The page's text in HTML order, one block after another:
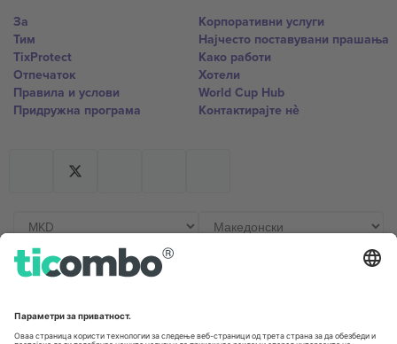
За
Тим
TixProtect
Отпечаток
Правила и услови
Придружна програма
Корпоративни услуги
Најчесто поставувани прашања
Како работи
Хотели
World Cup Hub
Контактирајте нѐ